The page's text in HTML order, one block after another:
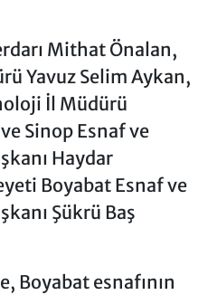
Mithat Önalan,
Yavuz Selim Aykan,
İl Müdürü
Sinop Esnaf ve
Haydar
Boyabat Esnaf ve
Şükrü Baş
Boyabat esnafının